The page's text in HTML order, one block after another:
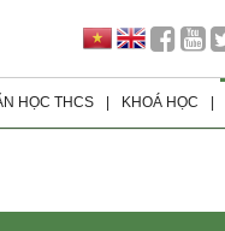
HỌC THCS KHOÁ HỌC